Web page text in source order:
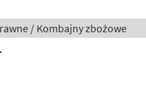
/ Kombajny zbożowe